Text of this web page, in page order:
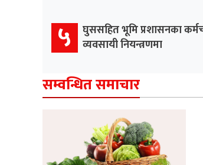
५
घुससहित भूमि प्रशासनका
व्यवसायी नियन्त्रणमा
सम्वन्धित समाचार